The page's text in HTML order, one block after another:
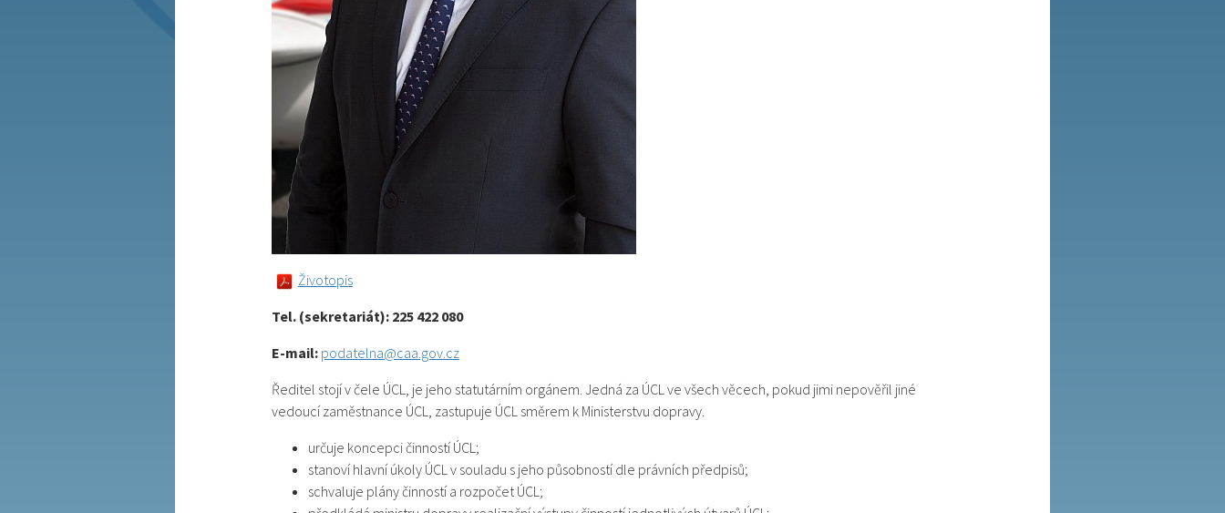
Životopis
Tel. (sekretariát): 225 422 080
E-mail: podatelna@caa.gov.cz
Ředitel stojí v čele ÚCL, je jeho statutárním orgánem. Jedná za ÚCL ve všech věcech, pokud jimi nepověřil jiné
vedoucí zaměstnance ÚCL, zastupuje ÚCL směrem k Ministerstvu dopravy.
určuje koncepci činností ÚCL;
stanoví hlavní úkoly ÚCL v souladu s jeho působností dle právních předpisů;
schvaluje plány činností a rozpočet ÚCL;